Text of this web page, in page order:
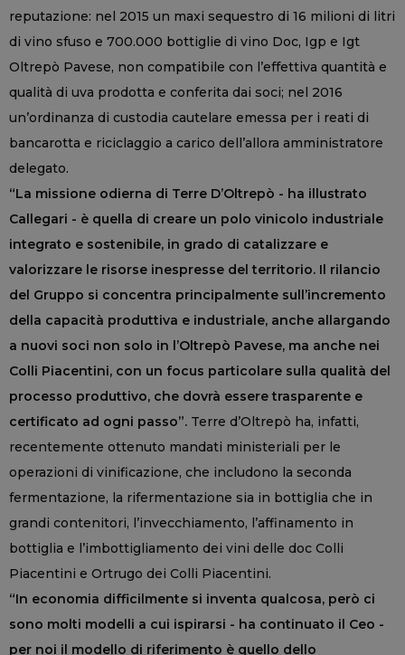
reputazione: nel 2015 un maxi sequestro di 16 milioni di litri
di vino sfuso e 700.000 bottiglie di vino Doc, Igp e Igt
Oltrepò Pavese, non compatibile con l’effettiva quantità e
qualità di uva prodotta e conferita dai soci; nel 2016
un’ordinanza di custodia cautelare emessa per i reati di
bancarotta e riciclaggio a carico dell’allora amministratore
delegato.
“La missione odierna di Terre D’Oltrepò - ha illustrato
Callegari - è quella di creare un polo vinicolo industriale
integrato e sostenibile, in grado di catalizzare e
valorizzare le risorse inespresse del territorio. Il rilancio
del Gruppo si concentra principalmente sull’incremento
della capacità produttiva e industriale, anche allargando
a nuovi soci non solo in l’Oltrepò Pavese, ma anche nei
Colli Piacentini, con un focus particolare sulla qualità del
processo produttivo, che dovrà essere trasparente e
certificato ad ogni passo”. Terre d’Oltrepò ha, infatti,
recentemente ottenuto mandati ministeriali per le
operazioni di vinificazione, che includono la seconda
fermentazione, la rifermentazione sia in bottiglia che in
grandi contenitori, l’invecchiamento, l’affinamento in
bottiglia e l’imbottigliamento dei vini delle doc Colli
Piacentini e Ortrugo dei Colli Piacentini.
“In economia difficilmente si inventa qualcosa, però ci
sono molti modelli a cui ispirarsi - ha continuato il Ceo -
per noi il modello di riferimento è quello dello